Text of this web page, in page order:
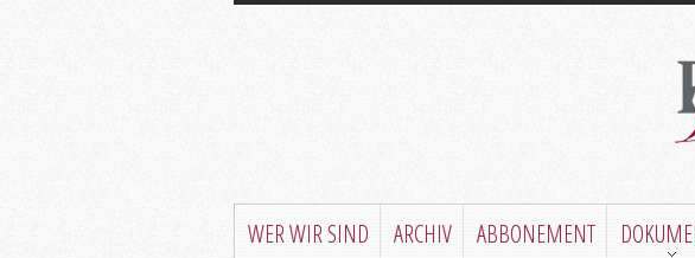
WER WIR SIND ARCHIV ABBONEMENT